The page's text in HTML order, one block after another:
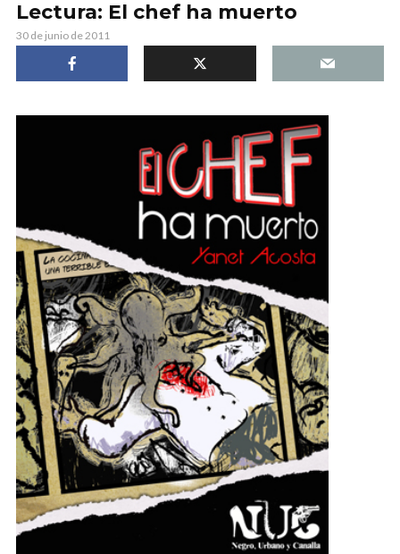
Lectura: El chef ha muerto
30 de junio de 2011